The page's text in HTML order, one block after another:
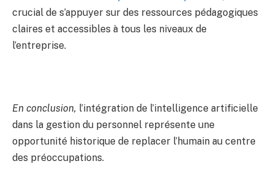
crucial de s’appuyer sur des ressources pédagogiques
claires et accessibles à tous les niveaux de
l’entreprise.
En conclusion, l’intégration de l’intelligence artificielle
dans la gestion du personnel représente une
opportunité historique de replacer l’humain au centre
des préoccupations.